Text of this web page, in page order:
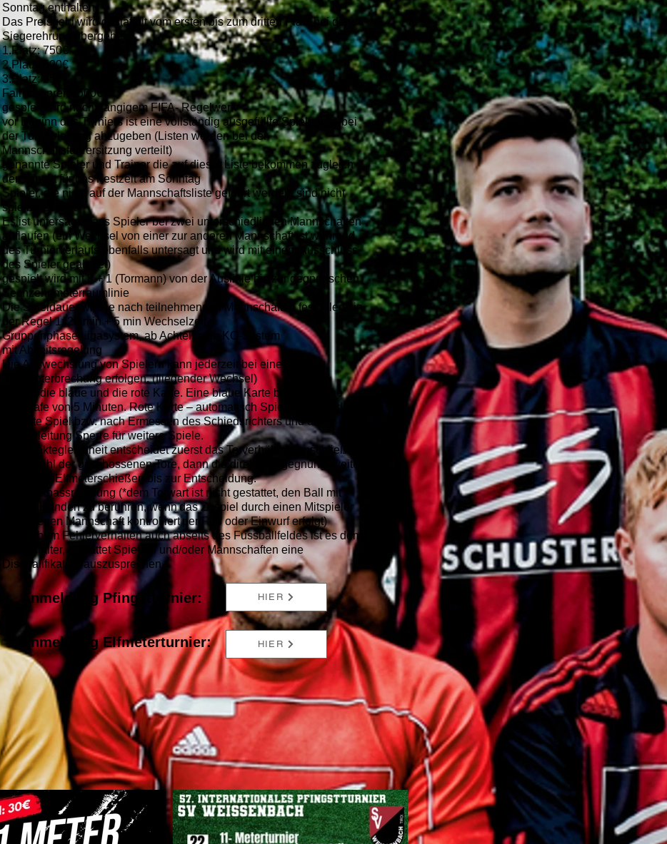
Sonntag enthalten)​
Das Preisgeld wird gestaffelt vom ersten bis zum dritten Platz bei der
Siegerehrung übergeben
1.Platz: 750€
2.Platz: 500€
3.Platz: 250€
Fairnesspreis: 500€
gespielt wird nach gängigem FIFA- Regelwerk
vor Beginn des Turniers ist eine vollständig ausgefüllte Spielerliste bei
der Turnierleitung abzugeben (Listen werden bei der
Mannschaftsführersitzung verteilt)
genannte Spieler und Trainer die auf dieser Liste bekommen zugleich
den Eintritt für das Festzelt am Sonntag
Spieler, die nicht auf der Mannschaftsliste geführt werden, sind nicht
spielberechtigt
Es ist untersagt, dass Spieler bei zwei unterschiedlichen Mannschaften
auflaufen (ein Wechsel von einer zur anderen Mannschaft ist während
des Turnierverlaufs ebenfalls untersagt und wird mit einem Ausschluss
des Spieler geahntet)
gespielt wird mit 8 + 1 (Tormann) von der Auslinie bis zur gegnerischen
Sechzehnmeterraumlinie
Die Spieldauer wird je nach teilnehmenden Mannschaften festgelegt, in
der Regel 1x20 min + 5 min Wechselzeit
Gruppenphase Ligasystem, ab Achtelfinale KO-System
mit Abseitsregelung
Die Auswechslung von Spielern kann jederzeit bei einer
Spielunterbrechung erfolgen. (fliegender Wechsel)
Es gibt die blaue und die rote Karte. Eine blaue Karte bedeutet eine
Zeitstrafe von 5 Minuten. Rote Karte – automatisch Spielverbot für das
nächste Spiel bzw. nach Ermessen des Schiedsrichters und der
Turnierleitung Sperre für weitere Spiele.
Bei Punktegleichheit entscheidet zuerst das Torverhältnis, anschließend
die Anzahl der geschossenen Tore, dann die direkte Begegnung, weiters
erfolgt ein Elfmeterschießen bis zur Entscheidung.
mit Rückpassregelung (*dem Torwart ist nicht gestattet, den Ball mit
seinen Händen zu berühren, wenn das Zuspiel durch einen Mitspieler
der eigenen Mannschaft kontrolliert per Fuß oder Einwurf erfolgt)
bei grobem Fehlerverhalten auch abseits des Fussballfeldes ist es dem
Veranstalter, gestattet Spielern und/oder Mannschaften eine
Disqualifikation auszusprechen
Anmeldung Pfingstturnier:
Anmeldung Elfmeterturnier:
HIER
HIER